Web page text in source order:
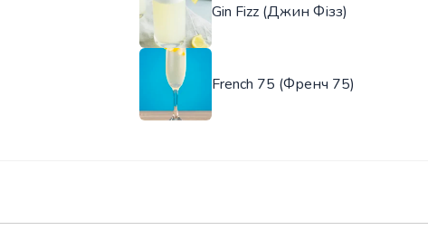
Gin Fizz (Джин Фізз)
French 75 (Френч 75)